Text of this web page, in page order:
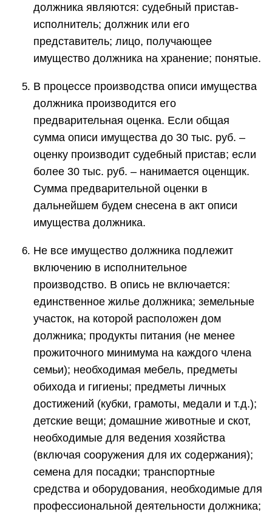
должника являются: судебный пристав-
исполнитель; должник или его
представитель; лицо, получающее
имущество должника на хранение; понятые.
В процессе производства описи имущества
должника производится его
предварительная оценка. Если общая
сумма описи имущества до 30 тыс. руб. –
оценку производит судебный пристав; если
более 30 тыс. руб. – нанимается оценщик.
Сумма предварительной оценки в
дальнейшем будем снесена в акт описи
имущества должника.
Не все имущество должника подлежит
включению в исполнительное
производство. В опись не включается:
единственное жилье должника; земельные
участок, на которой расположен дом
должника; продукты питания (не менее
прожиточного минимума на каждого члена
семьи); необходимая мебель, предметы
обихода и гигиены; предметы личных
достижений (кубки, грамоты, медали и т.д.);
детские вещи; домашние животные и скот,
необходимые для ведения хозяйства
(включая сооружения для их содержания);
семена для посадки; транспортные
средства и оборудования, необходимые для
профессиональной деятельности должника;